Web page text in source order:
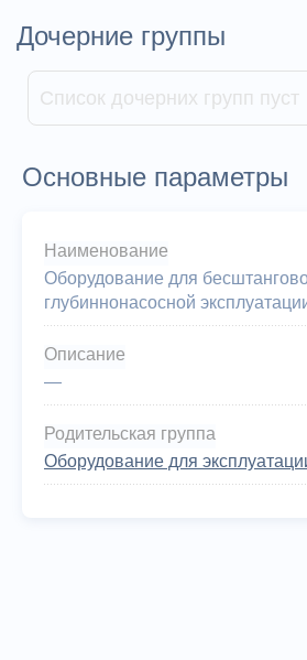
Дочерние группы
Список дочерних групп пуст
Основные параметры
Наименование
Оборудование для
глубиннонасосной
Описание
—
Родительская группа
Оборудование для